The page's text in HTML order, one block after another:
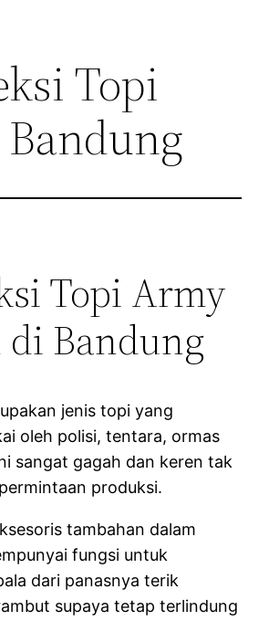
Topi
Topi Army
Bandung
jenis topi yang
oleh polisi, tentara, ormas
sangat gagah dan keren tak
produksi.
tambahan dalam
fungsi untuk
dari panasnya terik
supaya tetap terlindung